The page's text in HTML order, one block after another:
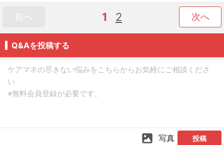
前へ 1 2 次へ
Q&Aを投稿する
写真 投稿